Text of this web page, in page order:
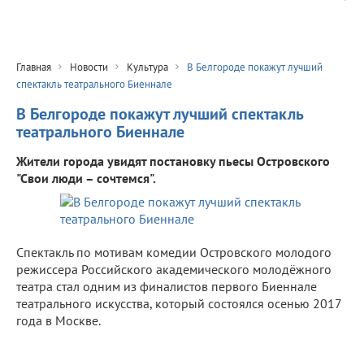
Главная Новости Культура
В Белгороде покажут лучший
спектакль театрального Биеннале
В Белгороде покажут лучший спектакль
театрального Биеннале
Жители города увидят постановку пьесы Островского
"Свои люди – сочтемся".
Спектакль по мотивам комедии Островского молодого
режиссера Российского академического молодёжного
театра стал одним из финалистов первого Биеннале
театрального искусства, который состоялся осенью 2017
года в Москве.